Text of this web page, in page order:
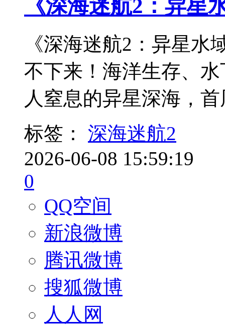
《深海迷航2：异星
《深海迷航2：异星
不下来！海洋生存、
人窒息的异星深海，
标签：
深海迷航2
2026-06-08 15:59:19
0
QQ空间
新浪微博
腾讯微博
搜狐微博
人人网